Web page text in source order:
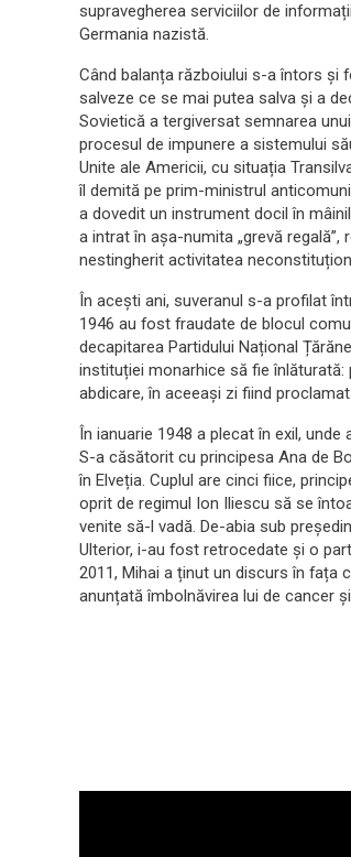
supravegherea serviciilor de
Germania nazistă.
Când balanța războiului s-a întors și
salveze ce se mai putea salva și a
Sovietică a tergiversat semnarea
procesul de impunere a sistemului
Unite ale Americii, cu situația
îl demită pe prim-ministrul
a dovedit un instrument docil în
a intrat în așa-numita „grevă
nestingherit activitatea
În acești ani, suveranul s-a profilat
1946 au fost fraudate de blocul
decapitarea Partidului Național
instituției monarhice să fie
abdicare, în aceeași zi fiind
În ianuarie 1948 a plecat în exil,
S-a căsătorit cu principesa Ana de
în Elveția. Cuplul are cinci fiice,
oprit de regimul Ion Iliescu să se
venite să-l vadă. De-abia sub
Ulterior, i-au fost retrocedate și o
2011, Mihai a ținut un discurs în fața
anunțată îmbolnăvirea lui de cancer